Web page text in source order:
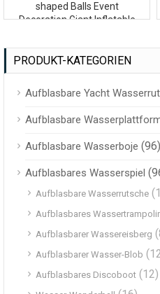
shaped Balls Event
Decoration Giant Inflatable
PRODUKT-KATEGORIEN
Aufblasbare Yacht
Aufblasbare
Aufblasbare Wasserboje (96)
Aufblasbares Wasserspiel
Aufblasbare Wasserrutsche
Aufblasbares
Aufblasbarer Wassereisberg
Aufblasbarer Wasser-Blob
Aufblasbares Discoboot (12)